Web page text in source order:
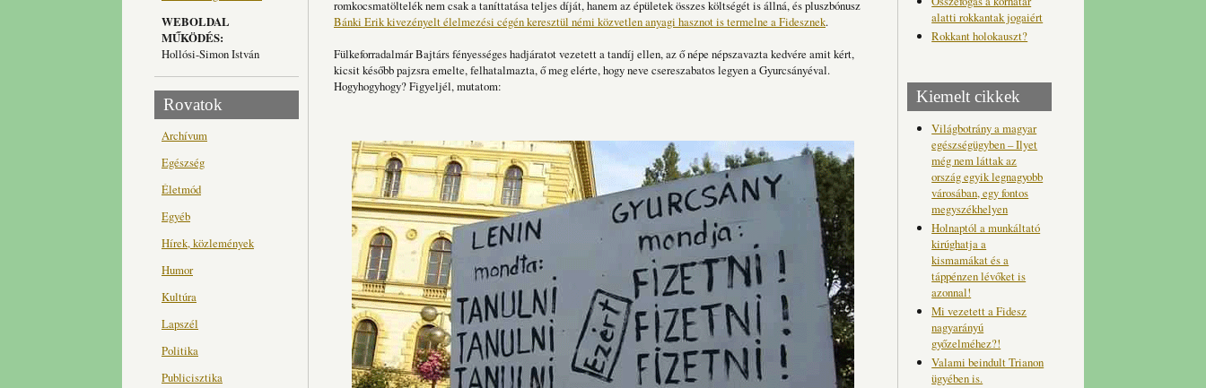
WEBOLDAL
MŰKÖDÉS:
Hollósi-Simon István
Rovatok
Archívum
Egészség
Életmód
Egyéb
Hírek, közlemények
Humor
Kultúra
Lapszél
Politika
Publicisztika
romkocsmatöltelék nem csak a taníttatása teljes díját, hanem az épületek összes költségét is állná, és pluszbónusz
Bánki Erik kivezényelt élelmezési cégén keresztül némi közvetlen anyagi hasznot is termelne a Fidesznek.
Fülkeforradalmár Bajtárs fényességes hadjáratot vezetett a tandíj ellen, az ő népe népszavazta kedvére amit kért,
kicsit később pajzsra emelte, felhatalmazta, ő meg elérte, hogy neve csereszabatos legyen a Gyurcsányéval.
Hogyhogyhogy? Figyeljél, mutatom:
alatti rokkantak jogaiért
Rokkant holokauszt?
Kiemelt cikkek
Világbotrány a magyar
egészségügyben – Ilyet
még nem láttak az
ország egyik legnagyobb
városában, egy fontos
megyszékhelyen
Holnaptól a munkáltató
kirúghatja a
kismamákat és a
táppénzen lévőket is
azonnal!
Mi vezetett a Fidesz
nagyarányú
győzelméhez?!
Valami beindult Trianon
ügyében is.